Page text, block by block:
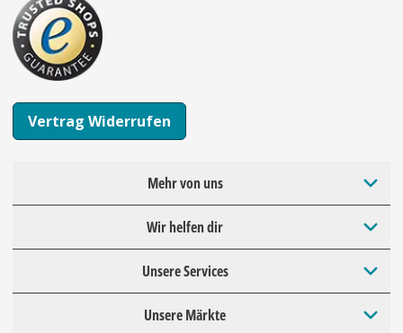
Vertrag Widerrufen
Mehr von uns
Wir helfen dir
Unsere Services
Unsere Märkte